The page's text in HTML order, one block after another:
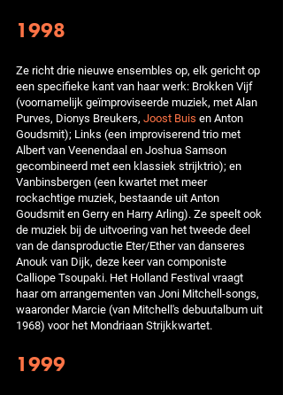
1998
Ze richt drie nieuwe ensembles op, elk gericht op
een specifieke kant van haar werk: Brokken Vijf
(voornamelijk geïmproviseerde muziek, met Alan
Purves, Dionys Breukers, Joost Buis en Anton
Goudsmit); Links (een improviserend trio met
Albert van Veenendaal en Joshua Samson
gecombineerd met een klassiek strijktrio); en
Vanbinsbergen (een kwartet met meer
rockachtige muziek, bestaande uit Anton
Goudsmit en Gerry en Harry Arling). Ze speelt ook
de muziek bij de uitvoering van het tweede deel
van de dansproductie Eter/Ether van danseres
Anouk van Dijk, deze keer van componiste
Calliope Tsoupaki. Het Holland Festival vraagt
haar om arrangementen van Joni Mitchell-songs,
waaronder Marcie (van Mitchell's debuutalbum uit
1968) voor het Mondriaan Strijkkwartet.
1999